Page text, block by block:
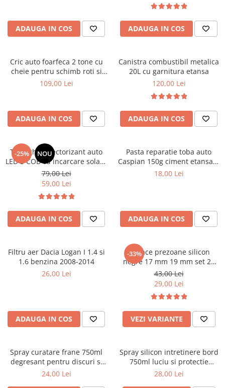
Carcasa Cheie Peugeot
Carcasa Cheie Renault
Carcasa Cheie Toyota
Carcasa Cheie Volkswagen
Cotiere Auto
Huse Volan Auto
Huse Volan din Piele Ecologica
Huse Volan din Piele Ecologica cu
Huse Volan Piele Naturala
Huse Volan Silicon
Nuca Volan
Odorizante Auto
Ornamente Auto
Ornamente Pedale Auto
Ornamente Toba Auto
Prelate Auto
Scrumiere Auto
ADAUGA IN COS ADAUGA IN COS
Cric auto foarfeca 2 tone cu
cheie pentru schimb roti si
ridicare masina
109,00 Lei
ADAUGA IN COS
Canistra combustibil metalica
20L cu garnitura etansa
120,00 Lei
ADAUGA IN COS
-25% NOU
Triunghi reflectorizant auto
LED 3 COB cu incarcare solara
USB
79,00 Lei
59,00 Lei
ADAUGA IN COS
Pasta reparatie toba auto
Caspian 150g ciment etansare
esapament
18,00 Lei
ADAUGA IN COS
Filtru aer Dacia Logan I 1.4 si
1.6 benzina 2008-2014
26,00 Lei
ADAUGA IN COS
-33%
Capace prezoane silicon
negre 17 mm 19 mm set 20
buc
43,00 Lei
29,00 Lei
VEZI VARIANTE
Spray curatare frane 750ml
degresant pentru discuri si
sistem franare auto
24,00 Lei
Spray silicon intretinere bord
750ml luciu si protectie
interior auto
28,00 Lei